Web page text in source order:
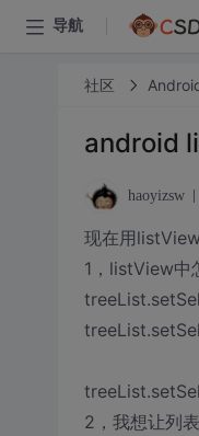
导航
社区
android
haoyizsw
现在用
1，listView中
2，我想让列